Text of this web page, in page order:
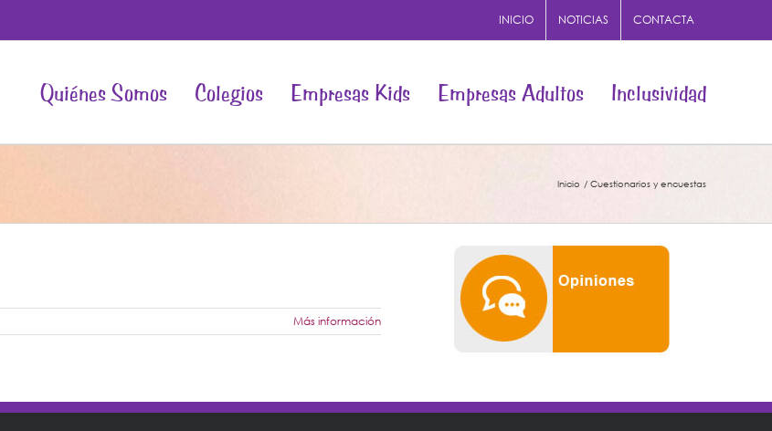
INICIO NOTICIAS CONTACTA
Quiénes Somos Colegios Empresas Kids Empresas Adultos Inclusividad
Inicio Cuestionarios y encuestas
Más información